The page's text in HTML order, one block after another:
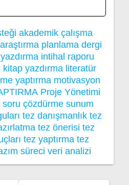
akademik çalışma
araştırma planlama dergi
intihal raporu
kitap yazdırma literatür
yaptırma motivasyon
Proje Yönetimi
soru çözdürme sunum
tez danışmanlık tez
tez önerisi tez
tez yaptırma tez
süreci veri analizi